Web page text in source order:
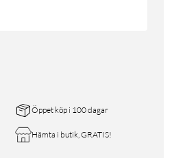
Öppet köp i 100 dagar
Hämta i butik, GRATIS!